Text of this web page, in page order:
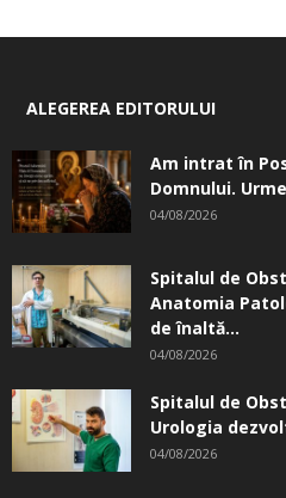
ALEGEREA EDITORULUI
Am intrat în
Domnului.
04/08/2026
Spitalul de
Anatomia
de înaltă...
04/08/2026
Spitalul de
Urologia
04/08/2026